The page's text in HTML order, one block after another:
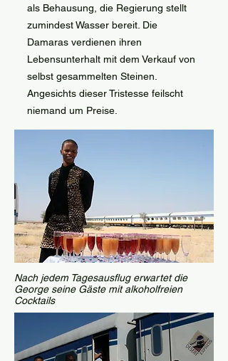
als Behausung, die Regierung stellt
zumindest Wasser bereit. Die
Damaras verdienen ihren
Lebensunterhalt mit dem Verkauf von
selbst gesammelten Steinen.
Angesichts dieser Tristesse feilscht
niemand um Preise.
Nach jedem Tagesausflug erwartet die
George seine Gäste mit alkoholfreien
Cocktails